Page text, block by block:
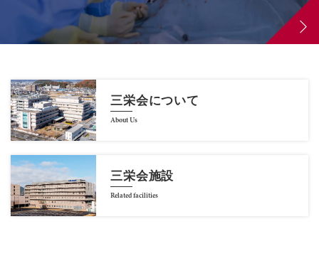
三栄会について
About Us
三栄会施設
Related facilities